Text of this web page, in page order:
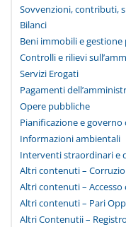
Sovvenzioni, contributi,
Bilanci
Beni immobili e
Controlli e rilievi
Servizi Erogati
Pagamenti
Opere pubbliche
Pianificazione e
Informazioni ambientali
Interventi straordinari e
Altri contenuti –
Altri contenuti – Accesso
Altri contenuti – Pari
Altri Contenutii –